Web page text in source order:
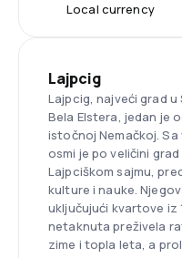
Local currency
Lajpcig
Lajpcig, najveći grad
Bela Elstera, jedan je
istočnoj Nemačkoj.
osmi je po veličini
Lajpciškom sajmu,
kulture i nauke.
uključujući kvartove iz
netaknuta preživela
zime i topla leta, a